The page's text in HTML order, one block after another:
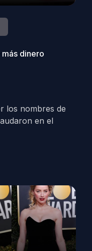
dinero
los nombres de
en el